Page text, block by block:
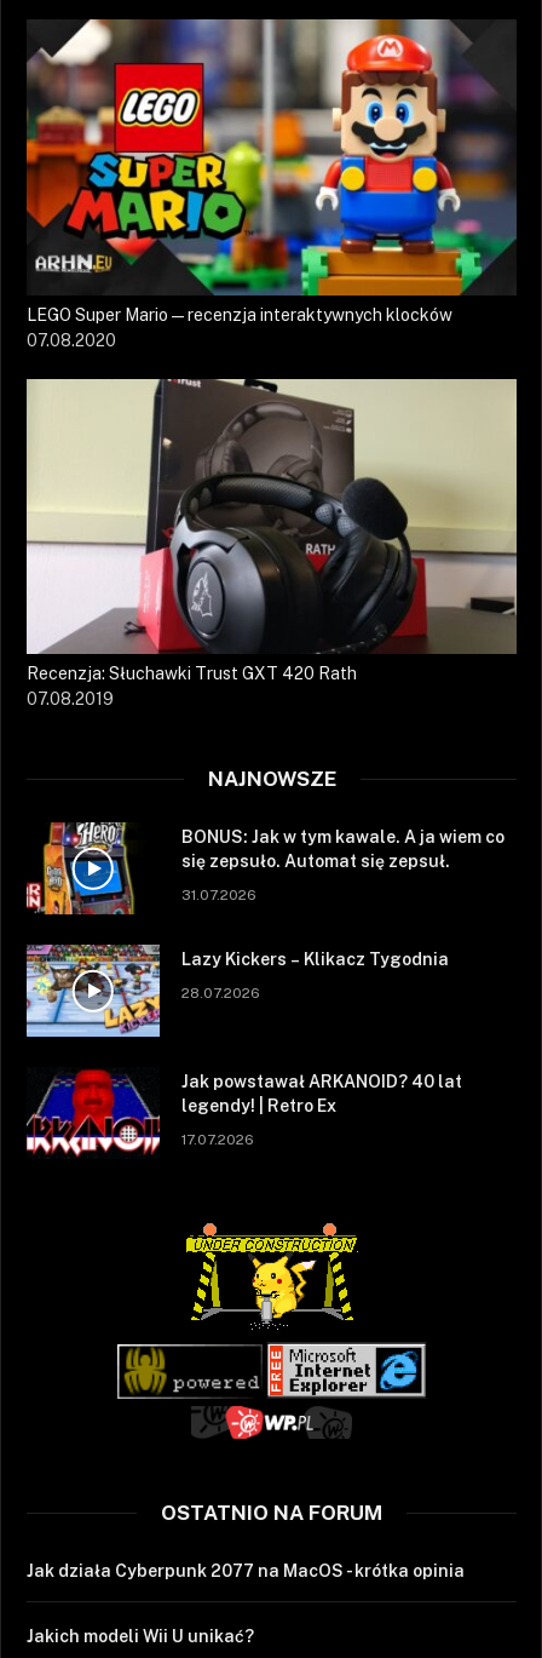
LEGO Super Mario — recenzja interaktywnych klocków
07.08.2020
Recenzja: Słuchawki Trust GXT 420 Rath
07.08.2019
NAJNOWSZE
BONUS: Jak w tym kawale. A ja wiem co
się zepsuło. Automat się zepsuł.
31.07.2026
Lazy Kickers – Klikacz Tygodnia
28.07.2026
Jak powstawał ARKANOID? 40 lat
legendy! | Retro Ex
17.07.2026
OSTATNIO NA FORUM
Jak działa Cyberpunk 2077 na MacOS - krótka opinia
Jakich modeli Wii U unikać?